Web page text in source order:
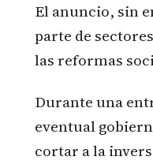
El anuncio, sin
parte de
las reformas
Durante una
eventual
cortar a la